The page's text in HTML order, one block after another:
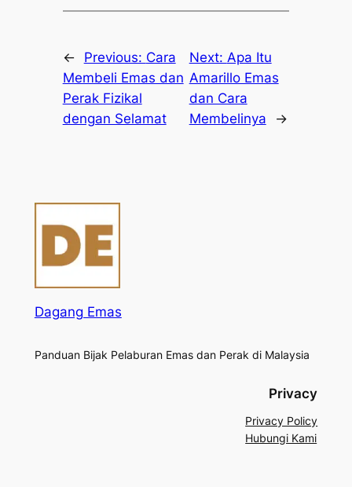
← Previous: Cara
Membeli Emas dan
Perak Fizikal
dengan Selamat
Next: Apa Itu
Amarillo Emas
dan Cara
Membelinya
→
Dagang Emas
Panduan Bijak Pelaburan Emas dan Perak di Malaysia
Privacy
Privacy Policy
Hubungi Kami